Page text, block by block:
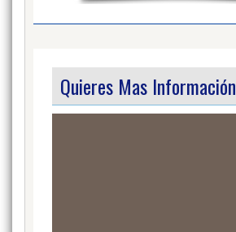
Quieres Mas Información